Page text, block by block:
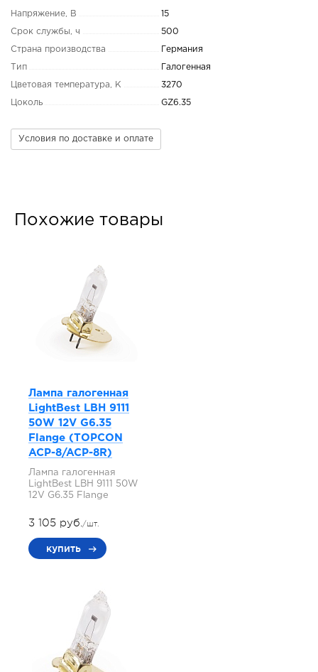
Напряжение, В 15
Срок службы, ч 500
Страна производства Германия
Тип Галогенная
Цветовая температура, K 3270
Цоколь GZ6.35
Условия по доставке и оплате
Похожие товары
Лампа галогенная
LightBest LBH 9111
50W 12V G6.35
Flange (TOPCON
ACP-8/ACP-8R)
Лампа галогенная
LightBest LBH 9111 50W
12V G6.35 Flange
3 105 руб./шт.
купить